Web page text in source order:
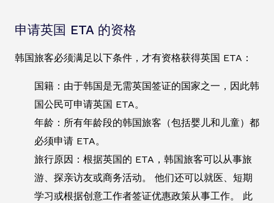
申请英国 ETA 的资格
韩国旅客必须满足以下条件，才有资格获得英国 ETA：
国籍：由于韩国是无需英国签证的国家之一，因此韩
国公民可申请英国 ETA。
年龄：所有年龄段的韩国旅客（包括婴儿和儿童）都
必须申请 ETA。
旅行原因：根据英国的 ETA，韩国旅客可以从事旅
游、探亲访友或商务活动。 他们还可以就医、短期
学习或根据创意工作者签证优惠政策从事工作。 此